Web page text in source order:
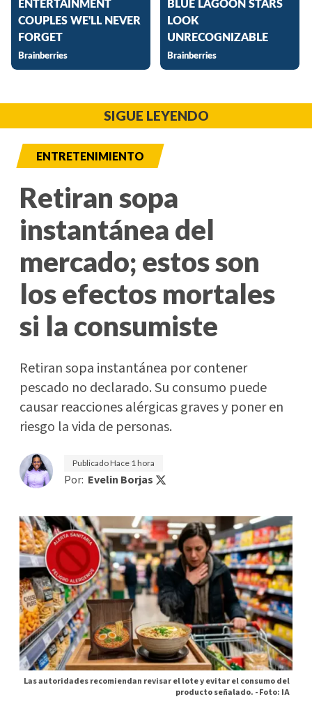
SIGUE LEYENDO
ENTRETENIMIENTO
Retiran sopa
instantánea del
mercado; estos son
los efectos mortales
si la consumiste
Retiran sopa instantánea por contener
pescado no declarado. Su consumo puede
causar reacciones alérgicas graves y poner en
riesgo la vida de personas.
PublicadoHace 1 hora
Por: Evelin Borjas
Las autoridades recomiendan revisar el lote y evitar el consumo del
producto señalado. -Foto: IA